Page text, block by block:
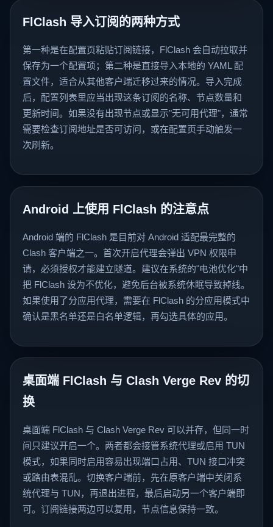
FlClash 导入订阅的两种方式
第一种是在配置页粘贴订阅链接，FlClash 会自动拉取并
保存为一个配置项；第二种是直接导入本地的 YAML 配
置文件，适合从其他客户端迁移过来的情况。导入完成
后，配置列表里应当出现这条订阅的名称、节点数量和
更新时间。如果没有出现节点或显示"无可用代理"，通常
需要检查订阅地址是否可访问，或在配置页手动触发一
次刷新。
Android 上使用 FlClash 的注意点
Android 端的 FlClash 是目前对 Android 适配最完整的
Clash 客户端之一。首次开启代理会弹出 VPN 权限申
请，必须授权才能建立隧道。建议在系统的"电池优化"中
把 FlClash 设为不优化，避免后台被系统休眠导致掉线。
如果使用了分应用代理，需要在 FlClash 的分应用模式中
确认是黑名单还是白名单逻辑，再勾选具体的应用。
桌面端 FlClash 与 Clash Verge Rev 的切
换
桌面端 FlClash 与 Clash Verge Rev 可以并存，但同一时
间只建议开启一个。两者都会接管系统代理或启用 TUN
模式，如果同时启用容易出现端口占用、TUN 接口冲突
或路由表混乱。切换客户端前，先在原客户端中关闭系
统代理与 TUN，再退出进程，最后启动另一个客户端即
可。订阅链接两边可以复用，节点信息保持一致。